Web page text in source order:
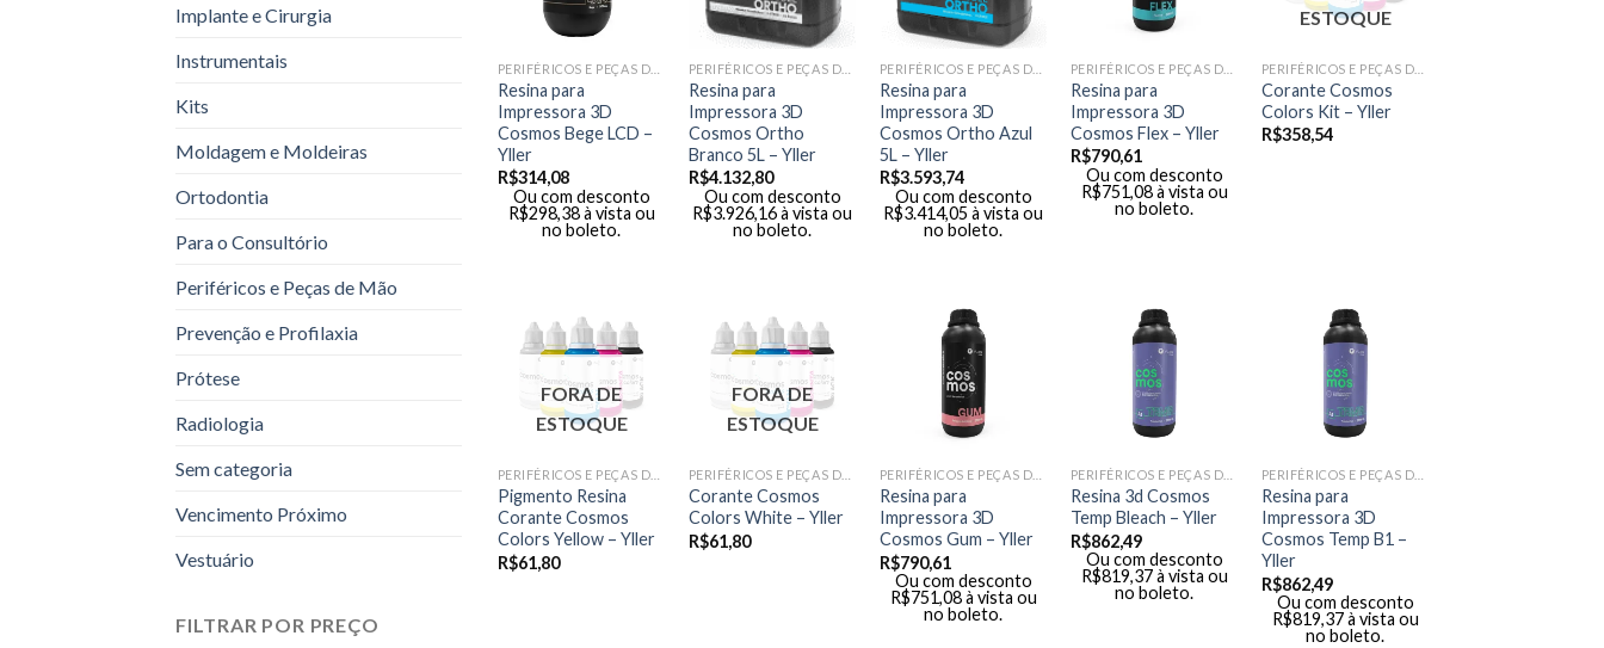
Implante e Cirurgia
Instrumentais
Kits
Moldagem e Moldeiras
Ortodontia
Para o Consultório
Periféricos e Peças de Mão
Prevenção e Profilaxia
Prótese
Radiologia
Sem categoria
Vencimento Próximo
Vestuário
FILTRAR POR PREÇO
Resina para
Impressora 3D
Cosmos Bege LCD –
Yller
R$314,08
Ou com desconto
R$298,38 à vista ou
no boleto.
Resina para
Impressora 3D
Cosmos Ortho
Branco 5L – Yller
R$4.132,80
Ou com desconto
R$3.926,16à vista ou
no boleto.
Resina para
Impressora 3D
Cosmos Ortho Azul
5L – Yller
R$3.593,74
Ou com desconto
R$3.414,05 à vista ou
no boleto.
Resina para
Impressora 3D
Cosmos Flex – Yller
R$790,61
Ou com desconto
R$751,08 à vista ou
no boleto.
ESTOQUE
Corante Cosmos
Colors Kit – Yller
R$358,54
FORA DE
ESTOQUE
Pigmento Resina
Corante Cosmos
Colors Yellow – Yller
R$61,80
FORA DE
ESTOQUE
Corante Cosmos
Colors White – Yller
R$61,80
Resina para
Impressora 3D
Cosmos Gum – Yller
R$790,61
Ou com desconto
R$751,08 à vista ou
no boleto.
Resina 3d Cosmos
Temp Bleach – Yller
R$862,49
Ou com desconto
R$819,37 à vista ou
no boleto.
Resina para
Impressora 3D
Cosmos Temp B1 –
Yller
R$862,49
Ou com desconto
R$819,37 à vista ou
no boleto.